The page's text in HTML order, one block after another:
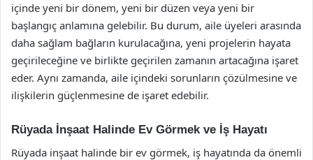
içinde yeni bir dönem, yeni bir düzen veya yeni bir
başlangıç anlamına gelebilir. Bu durum, aile üyeleri arasında
daha sağlam bağların kurulacağına, yeni projelerin hayata
geçirileceğine ve birlikte geçirilen zamanın artacağına işaret
eder. Aynı zamanda, aile içindeki sorunların çözülmesine ve
ilişkilerin güçlenmesine de işaret edebilir.
Rüyada İnşaat Halinde Ev Görmek ve İş Hayatı
Rüyada inşaat halinde bir ev görmek, iş hayatında da önemli